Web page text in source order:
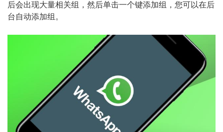
后会出现大量相关组，然后单击一个键添加组，您可以在后
台自动添加组。